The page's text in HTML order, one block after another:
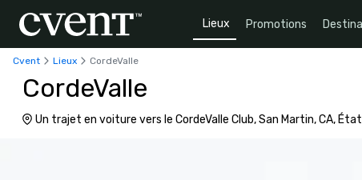
Lieux Promotions
Cvent Lieux CordeValle
CordeValle
Un trajet en voiture vers le CordeValle Club, San Martin, CA,